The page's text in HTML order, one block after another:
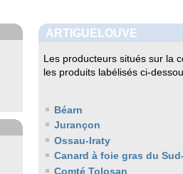
ARTIGUELOUVE
Les producteurs situés sur la
les produits labélisés ci-
Béarn
Jurançon
Ossau-Iraty
Canard à foie gras du
Comté Tolosan